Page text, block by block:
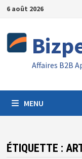
Passer
contenu
6 août 2026
Affaires B2B
MENU
ÉTIQUETTE :